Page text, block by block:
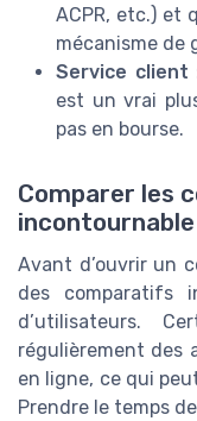
ACPR, etc.) et
mécanisme de
Service client
est un vrai
pas en bourse.
Comparer les
incontournable
Avant d’ouvrir un
des comparatifs
d’utilisateurs.
régulièrement des
en ligne, ce qui
Prendre le temps